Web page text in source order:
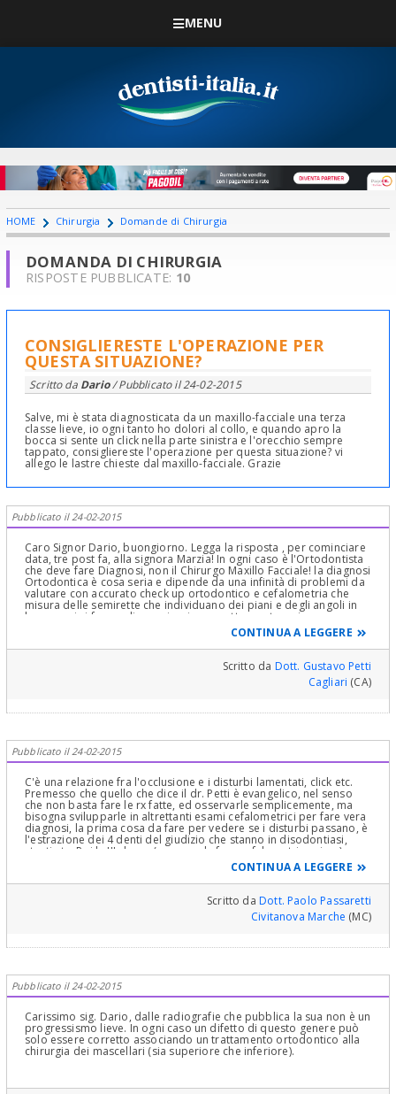
MENU
HOME Chirurgia Domande di Chirurgia
DOMANDA DI CHIRURGIA
RISPOSTE PUBBLICATE: 10
CONSIGLIERESTE L'OPERAZIONE PER
QUESTA SITUAZIONE?
Scritto da Dario/ Pubblicato il24-02-2015
Salve, mi è stata diagnosticata da un maxillo-facciale una terza
classe lieve, io ogni tanto ho dolori al collo, e quando apro la
bocca si sente un click nella parte sinistra e l'orecchio sempre
tappato, consigliereste l'operazione per questa situazione? vi
allego le lastre chieste dal maxillo-facciale. Grazie
Pubblicato il 24-02-2015
Caro Signor Dario, buongiorno. Legga la risposta , per cominciare
data, tre post fa, alla signora Marzia! In ogni caso è l'Ortodontista
che deve fare Diagnosi, non il Chirurgo Maxillo Facciale! la diagnosi
Ortodontica è cosa seria e dipende da una infinità di problemi da
valutare con accurato check up ortodontico e cefalometria che
misura delle semirette che individuano dei piani e degli angoli in
base a cui si fa una diagnosi e si prospetta una terapia
ortodontica e che è compreso in più visite, rilievi di dati e
soprattutto uno studio a "tavolino" dei problemi da correggere. La
Prego per non tediare tutti con ripetizioni noiose trite e ritrite, la
invito cordialmente e gentilmente a leggere quanto detto sopra
nella risposta alla Signora Marzia! Cari saluti
CONTINUA A LEGGERE
Scritto da Dott. Gustavo Petti
Cagliari (CA)
Pubblicato il 24-02-2015
C'è una relazione fra l'occlusione e i disturbi lamentati, click etc.
Premesso che quello che dice il dr. Petti è evangelico, nel senso
che non basta fare le rx fatte, ed osservarle semplicemente, ma
bisogna svilupparle in altrettanti esami cefalometrici per fare vera
diagnosi, la prima cosa da fare per vedere se i disturbi passano, è
l'estrazione dei 4 denti del giudizio che stanno in disodontiasi,
storti etc. Poi la III classe (sempre da fare cefalometria prima) ma
vista così non sembra una situazione da intervento chirurgico, ma
da accurato trattamento ortodontico. Previa valutazione della
funzione linguale che è spessissimo alla base sia delle
malocclusioni che dei disturbi che lei ha. Funzione linguale che se
alterata e non corretta, predispone a fatali recidive si della
CONTINUA A LEGGERE
Scritto daDott. Paolo Passaretti
Civitanova Marche (MC)
Pubblicato il 24-02-2015
Carissimo sig. Dario, dalle radiografie che pubblica la sua non è un
progressismo lieve. In ogni caso un difetto di questo genere può
solo essere corretto associando un trattamento ortodontico alla
chirurgia dei mascellari (sia superiore che inferiore).